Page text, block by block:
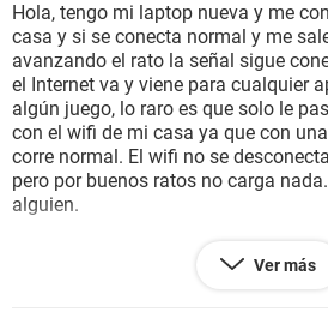
Hola, tengo mi laptop nueva y me
casa y si se conecta normal y me
avanzando el rato la señal sigue
el Internet va y viene para cualquier
algún juego, lo raro es que solo le
con el wifi de mi casa ya que con
corre normal. El wifi no se
pero por buenos ratos no carga
alguien.
Ver más